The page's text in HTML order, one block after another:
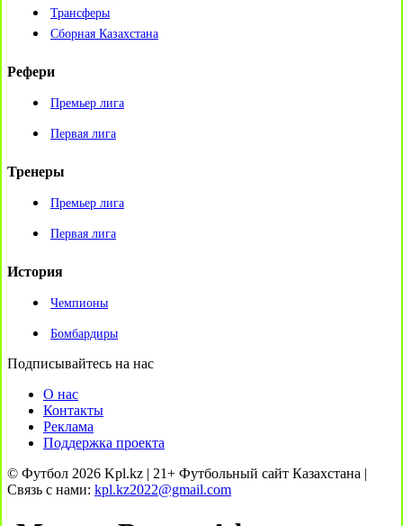
Трансферы
Сборная Казахстана
Рефери
Премьер лига
Первая лига
Тренеры
Премьер лига
Первая лига
История
Чемпионы
Бомбардиры
Подписывайтесь на нас
О нас
Контакты
Реклама
Поддержка проекта
© Футбол 2026 Kpl.kz | 21+ Футбольный сайт Казахстана |
Связь с нами: kpl.kz2022@gmail.com